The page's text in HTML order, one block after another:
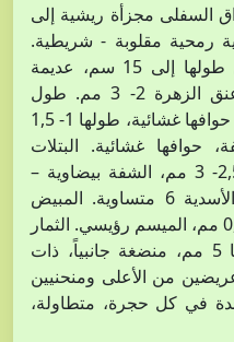
السفلى مجزأة ريشية إلى
رمحية مقلوبة - شريطية.
النورة راسيمية– مشطية، يصل طولها إلى 15 سم، عديمة
القنابات مشطية من الأعلى. عنق الزهرة 2- 3 مم. طول
الزهرة 2 مم. السبلات متطاولة، حوافها غشائية، طولها 1- 1,5
حوافها غشائية. البتلات
متطاولة بيضاء زهرية، طولها 2,5- 3 مم، الشفة بيضاوية –
ملعقية، المخلب طويل ضيق. الأسدية 6 متساوية. المبيض
بيضاوي – مفلطح، القلم قائم، 0,5 مم، الميسم رؤيسي. الثمار
خريدلة قرصية- بيضاوية، طولها 5 مم، منضغة جانبياً، ذات
من الأعلى ومنحنيين
في كل حجرة، متطاولة،